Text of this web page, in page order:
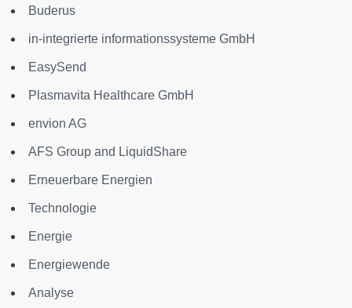
Buderus
in-integrierte informationssysteme GmbH
EasySend
Plasmavita Healthcare GmbH
envion AG
AFS Group and LiquidShare
Erneuerbare Energien
Technologie
Energie
Energiewende
Analyse